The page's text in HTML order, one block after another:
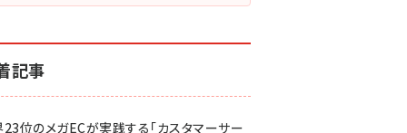
記事
位のメガECが実践する「カスタマーサー